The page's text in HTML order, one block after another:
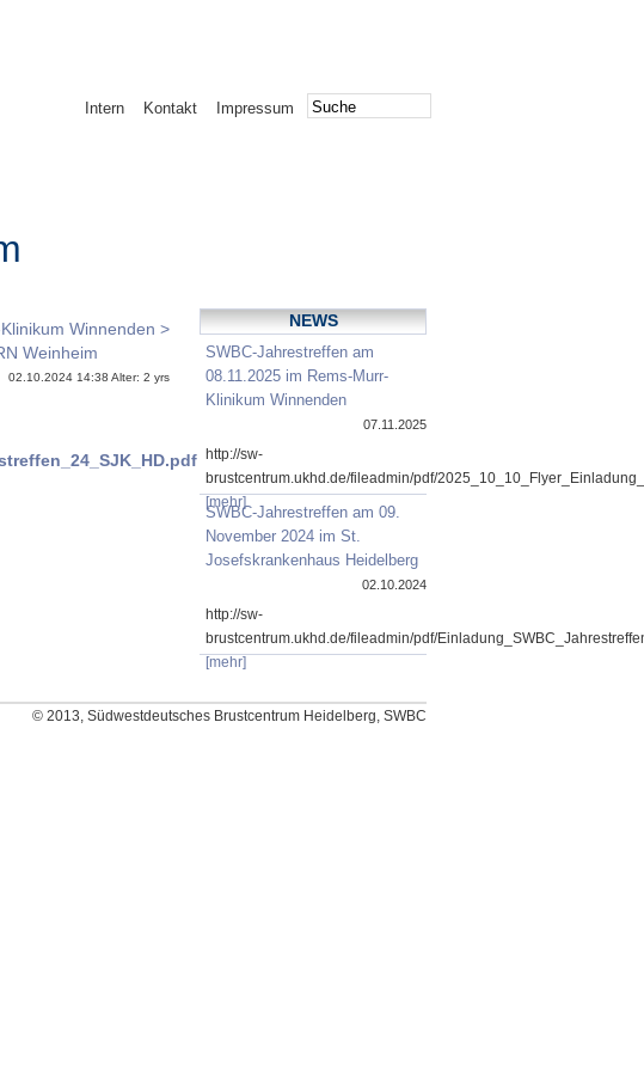
Intern Kontakt Impressum
Winnenden >
Weinheim
02.10.2024 14:38 Alter: 2 yrs
NEWS
SWBC-Jahrestreffen am
08.11.2025 im Rems-Murr-
Klinikum Winnenden
07.11.2025
http://sw-
brustcentrum.ukhd.de/fileadmin/pdf/
[mehr]
SWBC-Jahrestreffen am 09.
November 2024 im St.
Josefskrankenhaus Heidelberg
02.10.2024
http://sw-
brustcentrum.ukhd.de/fileadmin/pdf/
[mehr]
© 2013, Südwestdeutsches Brustcentrum Heidelberg, SWBC